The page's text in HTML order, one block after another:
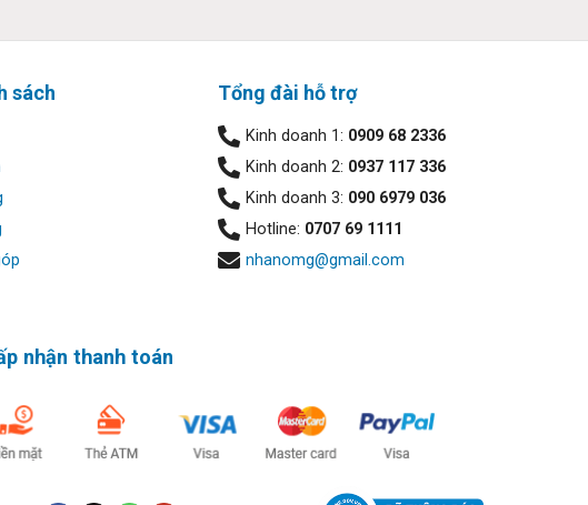
nhờ màn hình OLED 2.8K trên Zenbook 14 Flip OLED. Không chỉ
đến không gian làm việc rộng lớn và trực quan hơn. Không chỉ
ứng 0,2ms và tần số làm mới 90Hz.
sách Tổng đài hỗ trợ
Kinh doanh 1: 0909 68 2336
Kinh doanh 2: 0937 117 336
Kinh doanh 3: 090 6979 036
Hotline: 0707 69 1111
nhanomg@gmail.com
nhận thanh toán